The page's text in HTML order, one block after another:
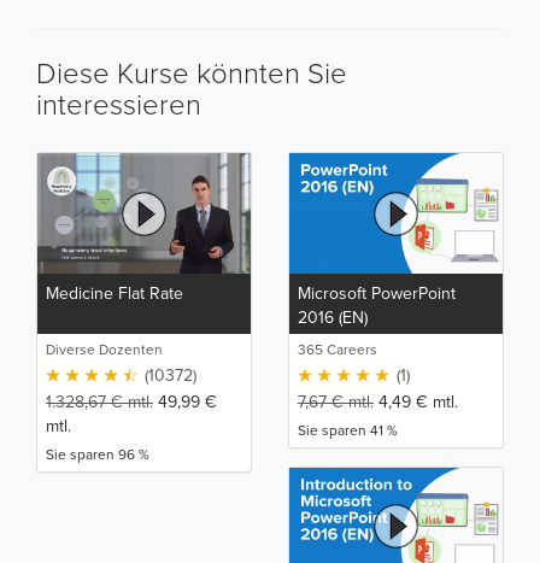
Diese Kurse könnten Sie
interessieren
Medicine Flat Rate
Diverse Dozenten
(10372)
1.328,67€mtl. 49,99 €
mtl.
Sie sparen 96 %
Microsoft PowerPoint
2016 (EN)
365 Careers
(1)
7,67€mtl. 4,49 € mtl.
Sie sparen 41 %